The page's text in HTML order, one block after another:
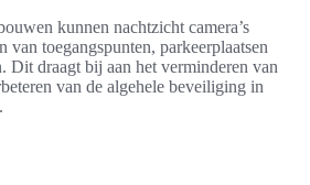
kunnen nachtzicht camera’s
van toegangspunten, parkeerplaatsen
Dit draagt bij aan het verminderen van
van de algehele beveiliging in